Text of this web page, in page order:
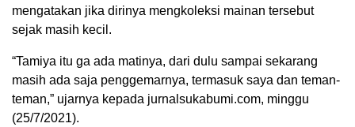
mengatakan jika dirinya mengkoleksi mainan tersebut
sejak masih kecil.
“Tamiya itu ga ada matinya, dari dulu sampai sekarang
masih ada saja penggemarnya, termasuk saya dan teman-
teman,” ujarnya kepada jurnalsukabumi.com, minggu
(25/7/2021).